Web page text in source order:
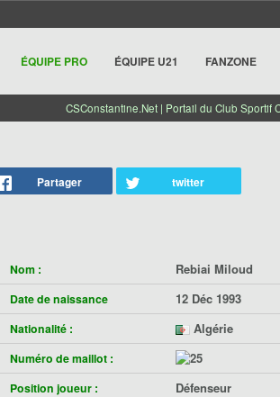
ÉQUIPE PRO ÉQUIPE U21 FANZONE
CSConstantine.Net | Portail du Club Sportif
Partager twitter
Nom : Rebiai Miloud
Date de naissance 12 Déc 1993
Nationalité : Algérie
Numéro de maillot :
Position joueur :
Défenseur